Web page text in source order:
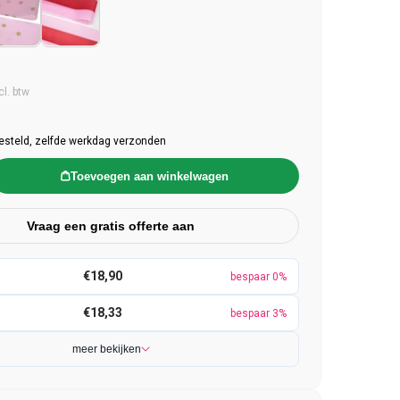
prijs
btw
zelfde werkdag verzonden
Toevoegen aan winkelwagen
Vraag een gratis offerte aan
€18,90 bespaar 0%
€18,33 bespaar 3%
meer bekijken